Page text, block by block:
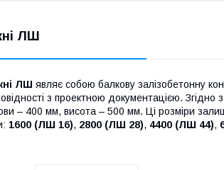
ЛШ
ЛШ являє собою балкову залізобетонну
з проектною документацією. Згідно з
– 400 мм, висота – 500 мм. Ці розміри
1600 (ЛШ 16), 2800 (ЛШ 28), 4400 (ЛШ 44),